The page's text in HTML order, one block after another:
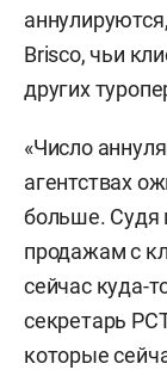
Brisco, чьи
других
«Число
агентствах
больше. Судя
продажам с
сейчас куда-
секретарь
которые